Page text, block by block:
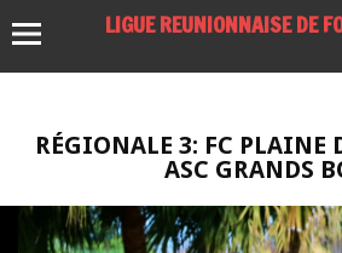
LIGUE REUNIONNAISE DE
RÉGIONALE 3: FC PLAINE
ASC GRANDS